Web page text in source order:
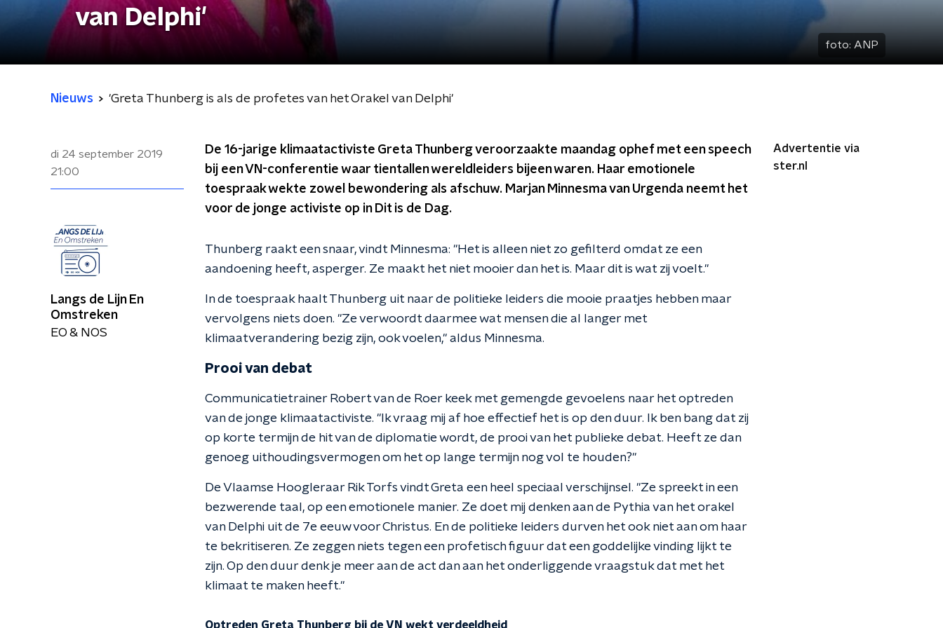
van Delphi'
foto: ANP
Nieuws 'Greta Thunberg is als de profetes van het Orakel van Delphi'
di 24 september 2019
21:00
De 16-jarige klimaatactiviste Greta Thunberg veroorzaakte maandag ophef met een speech
bij een VN-conferentie waar tientallen wereldleiders bijeen waren. Haar emotionele
toespraak wekte zowel bewondering als afschuw. Marjan Minnesma van Urgenda neemt het
voor de jonge activiste op in Dit is de Dag.
Thunberg raakt een snaar, vindt Minnesma: "Het is alleen niet zo gefilterd omdat ze een
aandoening heeft, asperger. Ze maakt het niet mooier dan het is. Maar dit is wat zij voelt."
In de toespraak haalt Thunberg uit naar de politieke leiders die mooie praatjes hebben maar
vervolgens niets doen. "Ze verwoordt daarmee wat mensen die al langer met
klimaatverandering bezig zijn, ook voelen," aldus Minnesma.
Prooi van debat
Communicatietrainer Robert van de Roer keek met gemengde gevoelens naar het optreden
van de jonge klimaatactiviste. "Ik vraag mij af hoe effectief het is op den duur. Ik ben bang dat zij
op korte termijn de hit van de diplomatie wordt, de prooi van het publieke debat. Heeft ze dan
genoeg uithoudingsvermogen om het op lange termijn nog vol te houden?"
De Vlaamse Hoogleraar Rik Torfs vindt Greta een heel speciaal verschijnsel. "Ze spreekt in een
bezwerende taal, op een emotionele manier. Ze doet mij denken aan de Pythia van het orakel
van Delphi uit de 7e eeuw voor Christus. En de politieke leiders durven het ook niet aan om haar
te bekritiseren. Ze zeggen niets tegen een profetisch figuur dat een goddelijke vinding lijkt te
zijn. Op den duur denk je meer aan de act dan aan het onderliggende vraagstuk dat met het
klimaat te maken heeft."
Optreden Greta Thunberg bij de VN wekt verdeeldheid
Advertentie via
ster.nl
Langs de Lijn En
Omstreken
EO & NOS